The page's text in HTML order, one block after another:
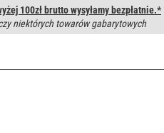
100zł brutto wysyłamy bezpłatnie.*
niektórych towarów gabarytowych
Hurtownia Napisz do nas